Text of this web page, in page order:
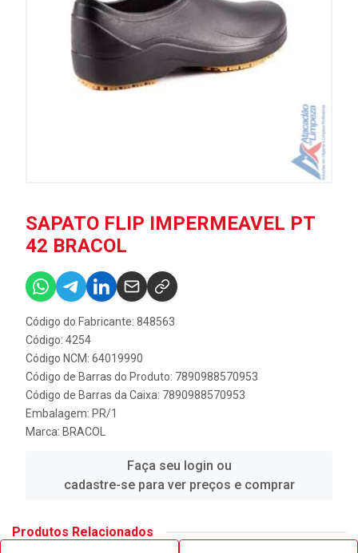
SAPATO FLIP IMPERMEAVEL PT
42 BRACOL
Código do Fabricante: 848563
Código: 4254
Código NCM: 64019990
Código de Barras do Produto: 7890988570953
Código de Barras da Caixa: 7890988570953
Embalagem: PR/1
Marca: BRACOL
Faça seu login ou
cadastre-se para ver preços e comprar
Produtos Relacionados